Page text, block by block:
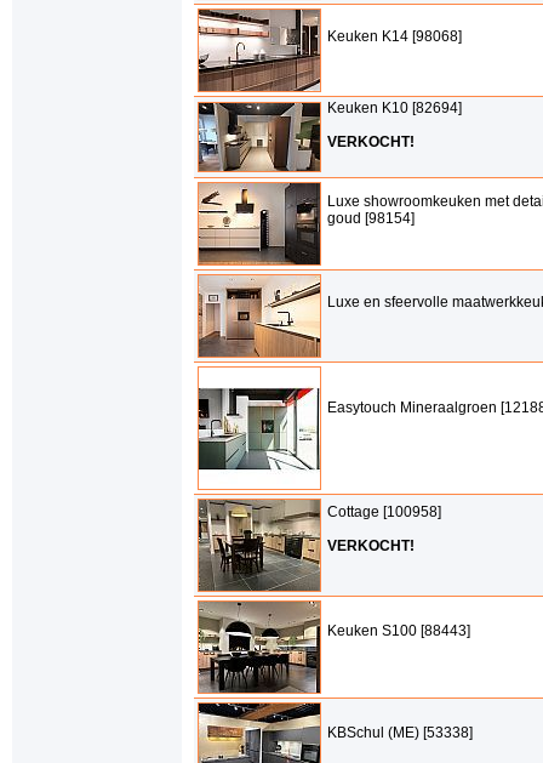
Keuken K14 [98068]
Keuken K10 [82694]
VERKOCHT!
Luxe showroomkeuken met
goud [98154]
Luxe en sfeervolle
Easytouch Mineraalgroen
Cottage [100958]
VERKOCHT!
Keuken S100 [88443]
KBSchul (ME) [53338]